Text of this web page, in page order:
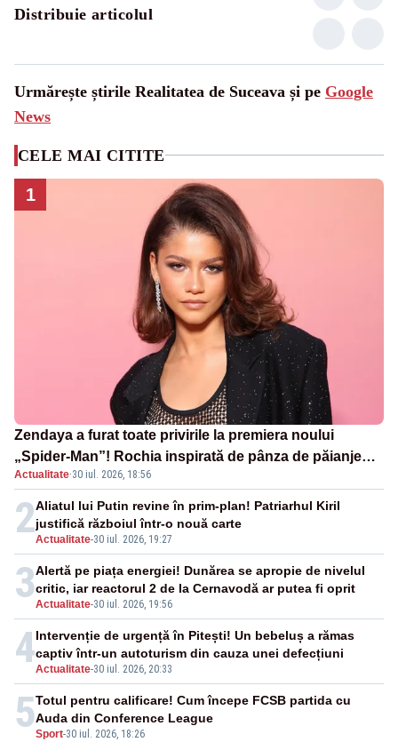
Distribuie articolul
Urmărește știrile Realitatea de Suceava și pe Google
News
CELE MAI CITITE
1
Zendaya a furat toate privirile la premiera noului
„Spider-Man”! Rochia inspirată de pânza de păianjen a
făcut senzație
Actualitate·30 iul. 2026, 18:56
2Actualitate-30 iul. 2026, 19:27
Aliatul lui Putin revine în prim-plan! Patriarhul Kiril
justifică războiul într-o nouă carte
3Actualitate-30 iul. 2026, 19:56
Alertă pe piața energiei! Dunărea se apropie de nivelul
critic, iar reactorul 2 de la Cernavodă ar putea fi oprit
4Actualitate-30 iul. 2026, 20:33
Intervenție de urgență în Pitești! Un bebeluș a rămas
captiv într-un autoturism din cauza unei defecțiuni
5Sport-30 iul. 2026, 18:26
Totul pentru calificare! Cum începe FCSB partida cu
Auda din Conference League